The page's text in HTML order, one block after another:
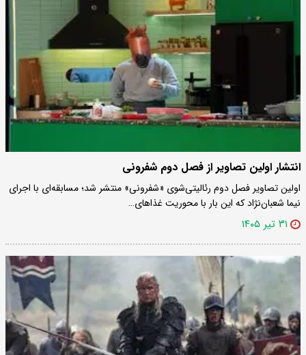
انتشار اولین تصاویر از فصل دوم شفرونی
اولین تصاویر فصل دوم رئالیتی‌شوی «شفرونی» منتشر شد؛ مسابقه‌ای با اجرای
نیما شعبان‌نژاد که این بار با محوریت غذاهای…
۳۱ تیر ۱۴۰۵